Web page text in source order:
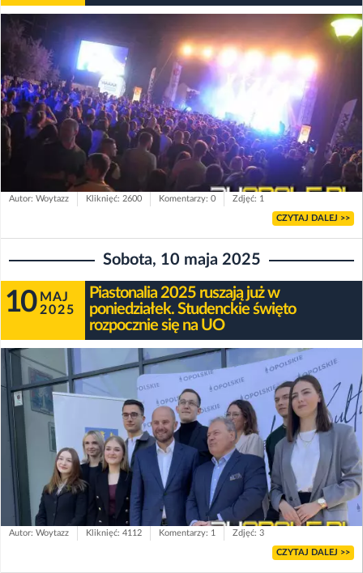
Autor: Woytazz Kliknięć: 2600 Komentarzy: 0 Zdjęć: 1
CZYTAJ DALEJ >>
Sobota, 10 maja 2025
10 MAJ
2025
Piastonalia 2025 ruszają już w
poniedziałek. Studenckie święto
rozpocznie się na UO
Autor: Woytazz Kliknięć: 4112 Komentarzy: 1 Zdjęć: 3
CZYTAJ DALEJ >>